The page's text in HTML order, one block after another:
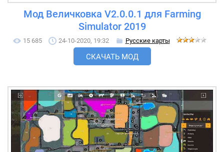
Мод Величковка V2.0.0.1 для Farming
Simulator 2019
15 685 24-10-2020, 19:32 Русские карты
СКАЧАТЬ МОД